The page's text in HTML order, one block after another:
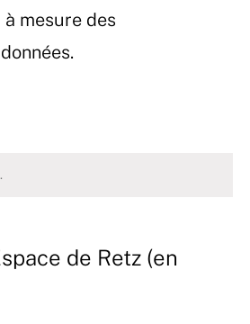
mesure des
de Retz (en